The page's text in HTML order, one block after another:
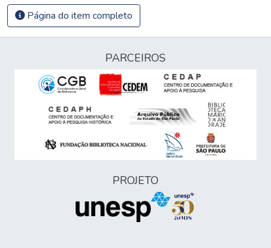
Página do item completo
PARCEIROS
PROJETO